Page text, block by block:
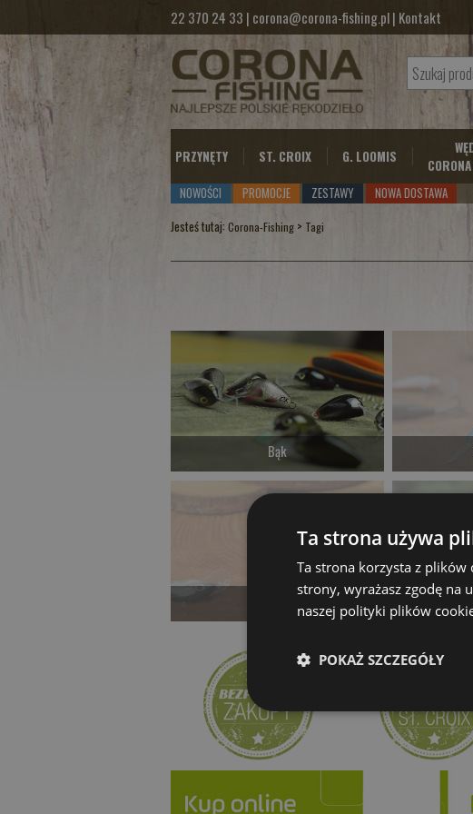
22 370 24 33 | corona@corona-fishing.pl| Kontakt
PRZYNĘTY ST. CROIX G. LOOMIS
NOWOŚCI
PROMOCJE ZESTAWY NOWA DOSTAWA
Jesteś tutaj: Corona-Fishing > Tagi
Bąk
od 46.00 PLN
Czekamy na dostawę
Kup teraz >
Ta strona używa
Ta strona korzysta z plików
strony, wyrażasz zgodę na
naszej polityki plików
POKAŻ SZCZEGÓŁY